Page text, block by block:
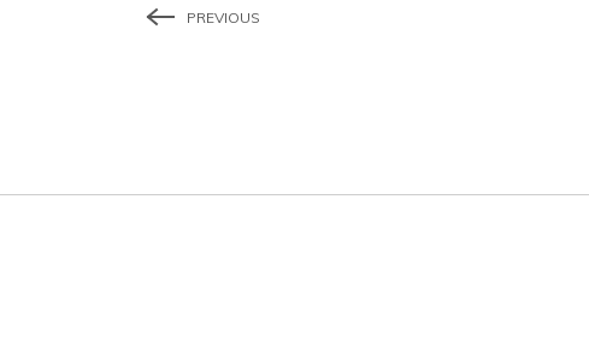
PREVIOUS